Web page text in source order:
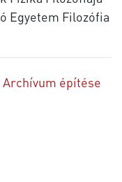
Egyetem Filozófia